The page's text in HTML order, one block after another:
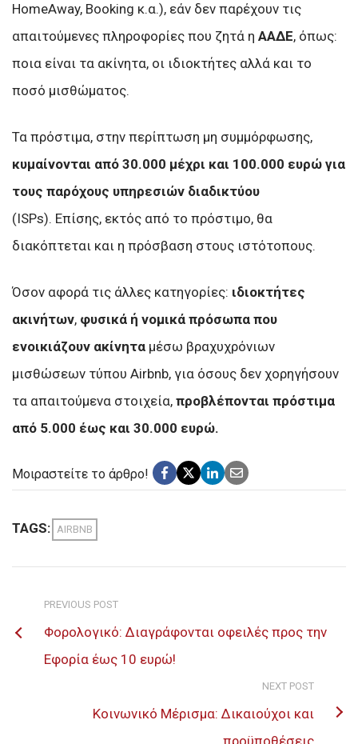
HomeAway, Booking κ.α.), εάν δεν παρέχουν τις
απαιτούμενες πληροφορίες που ζητά η ΑΑΔΕ, όπως:
ποια είναι τα ακίνητα, οι ιδιοκτήτες αλλά και το
ποσό μισθώματος.
Τα πρόστιμα, στην περίπτωση μη συμμόρφωσης,
κυμαίνονται από 30.000 μέχρι και 100.000 ευρώ για
τους παρόχους υπηρεσιών διαδικτύου
(ISPs). Επίσης, εκτός από το πρόστιμο, θα
διακόπτεται και η πρόσβαση στους ιστότοπους.
Όσον αφορά τις άλλες κατηγορίες: ιδιοκτήτες
ακινήτων, φυσικά ή νομικά πρόσωπα που
ενοικιάζουν ακίνητα μέσω βραχυχρόνιων
μισθώσεων τύπου Airbnb, για όσους δεν χορηγήσουν
τα απαιτούμενα στοιχεία, προβλέπονται πρόστιμα
από 5.000 έως και 30.000 ευρώ.
Μοιραστείτε το άρθρο!
TAGS: AIRBNB
PREVIOUS POST
Φορολογικό: Διαγράφονται οφειλές προς την
Εφορία έως 10 ευρώ!
NEXT POST
Κοινωνικό Μέρισμα: Δικαιούχοι και